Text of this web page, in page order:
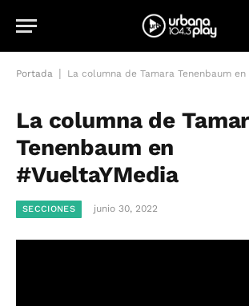
Portada La columna de Tamara Tenenbaum
La columna de
Tenenbaum en
#VueltaYMedia
SECCIONES junio 30, 2022